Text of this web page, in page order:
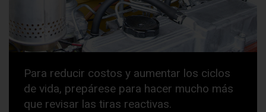
Para reducir costos y aumentar los ciclos
de vida, prepárese para hacer mucho más
que revisar las tiras reactivas.